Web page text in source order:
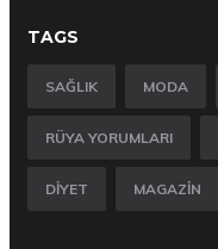
TAGS
SAĞLIK MODA
RÜYA YORUMLARI
DIYET MAGAZIN